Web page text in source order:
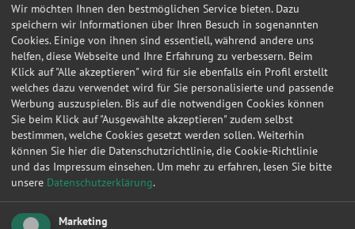
Kontakt
Wir möchten Ihnen den bestmöglichen Service bieten. Dazu
speichern wir Informationen über Ihren Besuch in sogenannten
Cookies. Einige von ihnen sind essentiell, während andere uns
helfen, diese Webseite und Ihre Erfahrung zu verbessern. Beim
Klick auf "Alle akzeptieren" wird für sie ebenfalls ein Profil erstellt
welches dazu verwendet wird für Sie personalisierte und passende
Werbung auszuspielen. Bis auf die notwendigen Cookies können
Sie beim Klick auf "Ausgewählte akzeptieren" zudem selbst
bestimmen, welche Cookies gesetzt werden sollen. Weiterhin
können Sie hier die Datenschutzrichtlinie, die Cookie-Richtlinie
und das Impressum einsehen. Um mehr zu erfahren, lesen Sie bitte
unsere Datenschutzerklärung.
Marketing